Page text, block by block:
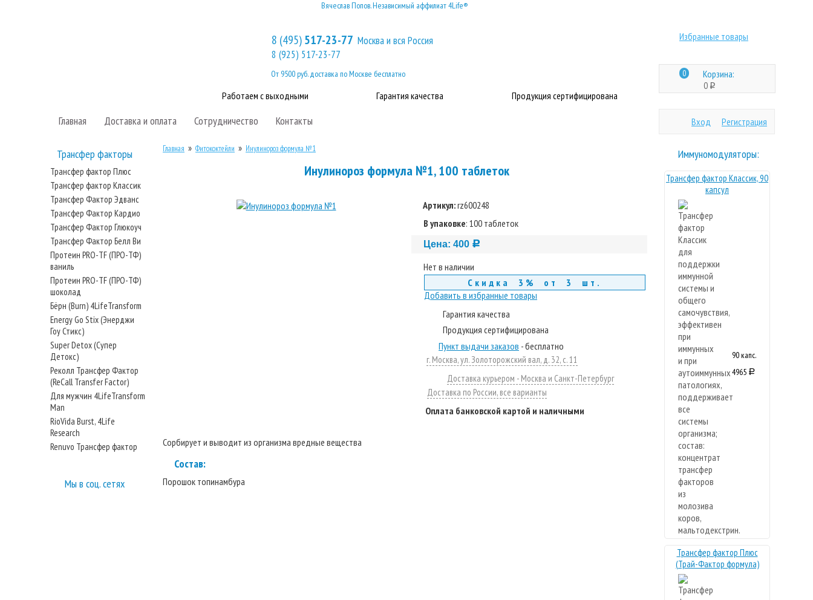
Главная Доставка и оплата Сотрудничество Контакты
Избранные товары
0 Корзина:
0 q
Работаем с выходными Гарантия качества Продукция сертифицирована
8 (495)517-23-77 Москва и вся Россия
8 (925) 517-23-77
От 9500 руб. доставка по Москве бесплатно
Вячеслав Попов. Независимый аффилиат 4Life®
Вход Регистрация
Трансфер факторы
Трансфер фактор Плюс
Трансфер фактор Классик
Трансфер Фактор Эдванс
Трансфер Фактор Кардио
Трансфер Фактор Глюкоуч
Трансфер Фактор Белл Ви
Протеин PRO-TF (ПРО-ТФ)
ваниль
Протеин PRO-TF (ПРО-ТФ)
шоколад
Бёрн (Burn) 4LifeTransform
Energy Go Stix (Энерджи
Гоу Стикс)
Super Detox (Супер
Детокс)
Реколл Трансфер Фактор
(ReCall Transfer Factor)
Для мужчин 4LifeTransform
Man
RioVida Burst, 4Life
Research
Renuvo Трансфер фактор
Мы в соц. сетях
Главная » Фитококтейли » Инулинороз формула №1
Инулинороз формула №1, 100 таблеток
Артикул:rz600248
В упаковке: 100 таблеток
Цена: 400 c
Нет в наличии
Скидка 3% от 3 шт.
Добавить в избранные товары
Гарантия качества
Продукция сертифицирована
Пункт выдачи заказов - бесплатно
г. Москва, ул. Золоторожский вал, д. 32, с. 11
Доставка курьером - Москва и Санкт-Петербург
Доставка по России, все варианты
Оплата банковской картой и наличными
Сорбирует и выводит из организма вредные вещества
Состав:
Порошок топинамбура
Иммуномодуляторы:
Трансфер фактор Классик, 90
капсул
90 капс.
4965 a
Трансфер фактор Плюс
(Трай-Фактор формула)